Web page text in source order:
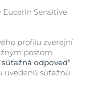
Sensitive
profilu zverejní
postom
súťažná odpoveď"
uvedenú súťažnú